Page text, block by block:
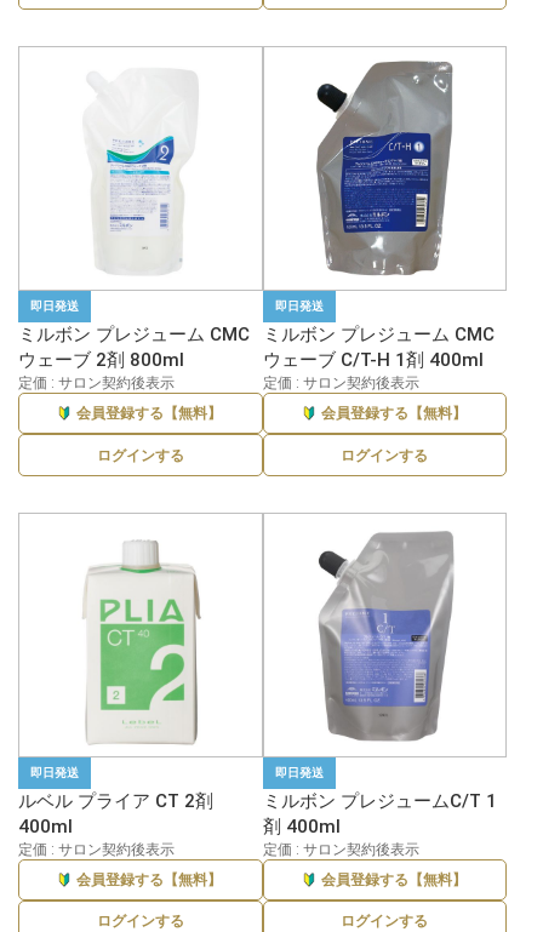
即日発送
ミルボン プレジューム CMC
ウェーブ 2剤 800ml
定価 : サロン契約後表示
会員登録する【無料】
ログインする
即日発送
ミルボン プレジューム CMC
ウェーブ C/T-H 1剤 400ml
定価 : サロン契約後表示
会員登録する【無料】
ログインする
即日発送
ルベル プライア CT 2剤
400ml
定価 : サロン契約後表示
会員登録する【無料】
ログインする
即日発送
ミルボン プレジュームC/T 1
剤 400ml
定価 : サロン契約後表示
会員登録する【無料】
ログインする